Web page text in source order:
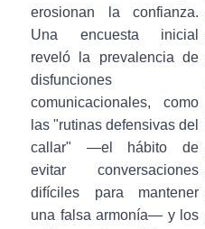
erosionan la confianza.
Una encuesta inicial
reveló la prevalencia de
disfunciones
comunicacionales, como
las "rutinas defensivas del
callar" —el hábito de
evitar conversaciones
difíciles para mantener
una falsa armonía— y los